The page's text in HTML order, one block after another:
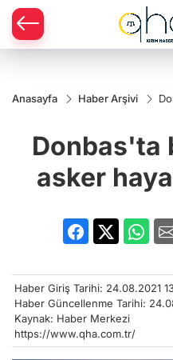
Anasayfa Haber Arşivi
Donbas'ta
asker
Haber Giriş Tarihi: 24.08.2021
Haber Güncellenme Tarihi:
Kaynak: Haber Merkezi
https://www.qha.com.tr/